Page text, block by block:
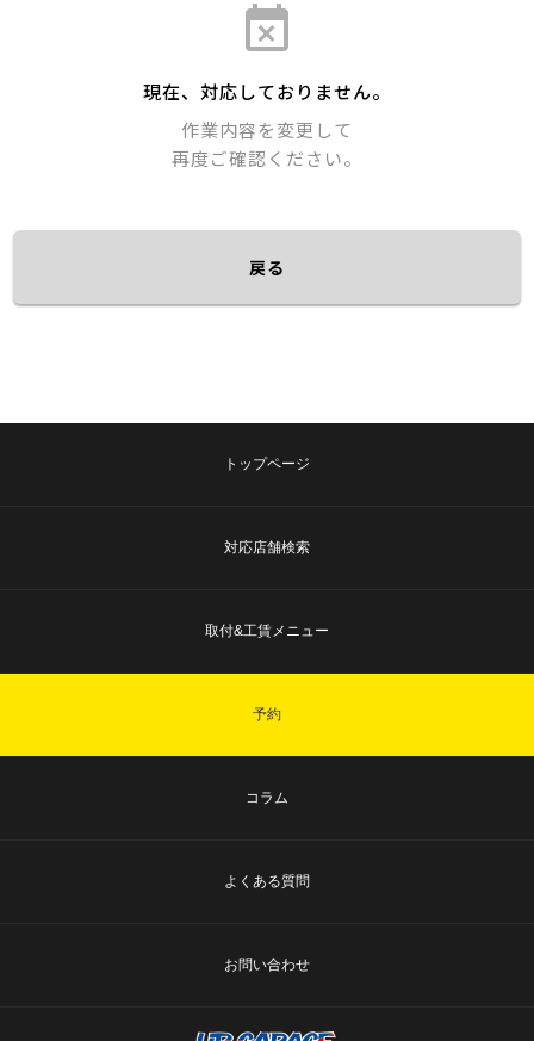
event_busy
現在、対応しておりません。
作業内容を変更して
再度ご確認ください。
戻る
トップページ
対応店舗検索
取付&工賃メニュー
予約
コラム
よくある質問
お問い合わせ